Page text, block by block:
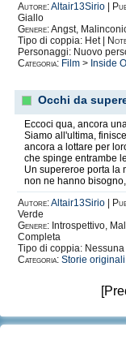
Autore:Altair13Sirio
Giallo
Genere:Angst,
Tipo di coppia: Het |
Personaggi: Nuovo
Categoria: Film > Inside
Occhi da
Eccoci qua, ancora
Siamo all'ultima,
ancora a lottare per
che spinge entrambe
Un supereroe porta la
non ne hanno
Autore:Altair13Sirio
Verde
Genere: Introspettivo,
Completa
Tipo di coppia: Nessuna |
Categoria: Storie originali